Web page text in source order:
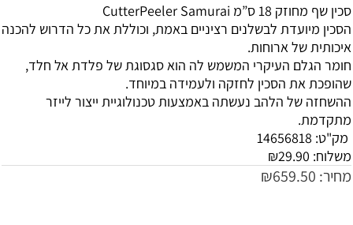
סכין שף מחוזק 18 ס”מ CutterPeeler Samurai
הסכין מיועדת לבשלנים רציניים באמת, וכוללת את כל הדרוש להכנה
איכותית של ארוחות.
חומר הגלם העיקרי המשמש לה הוא סגסוגת של פלדת אל חלד,
שהופכת את הסכין לחזקה ולעמידה במיוחד.
ההשחזה של הלהב נעשתה באמצעות טכנולוגיית ייצור לייזר
מתקדמת.
מק"ט: 14656818
משלוח:
₪29.90
מחיר: ₪659.50